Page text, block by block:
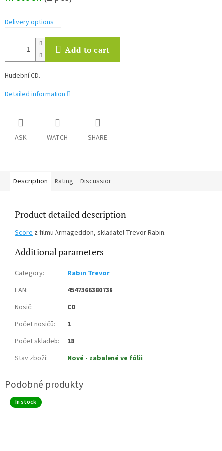
Delivery options
Add to cart
Hudební CD.
Detailed information
ASK WATCH SHARE
Description Rating Discussion
Product detailed description
Score z filmu Armageddon, skladatel Trevor Rabin.
Additional parameters
Category:
Rabin Trevor
EAN:
4547366380736
Nosič:
CD
Počet nosičů:
1
Počet skladeb:
18
Stav zboží: Nové - zabalené ve fólii
In stock